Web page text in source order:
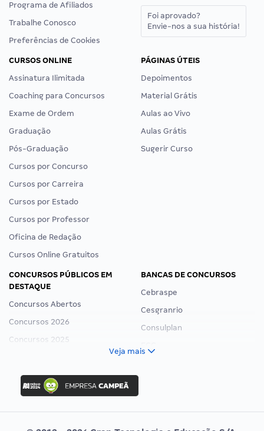
Programa de Afiliados
Trabalhe Conosco
Preferências de Cookies
Foi aprovado?
Envie-nos a sua história!
CURSOS ONLINE
Assinatura Ilimitada
Coaching para Concursos
Exame de Ordem
Graduação
Pós-Graduação
Cursos por Concurso
Cursos por Carreira
Cursos por Estado
Cursos por Professor
Oficina de Redação
Cursos Online Gratuitos
PÁGINAS ÚTEIS
Depoimentos
Material Grátis
Aulas ao Vivo
Aulas Grátis
Sugerir Curso
CONCURSOS PÚBLICOS EM
DESTAQUE
Concursos Abertos
Concursos 2026
Concursos 2025
Concurso Ibama
Concurso MPU
Editais publicados
BANCAS DE CONCURSOS
Cebraspe
Cesgranrio
Consulplan
Veja mais